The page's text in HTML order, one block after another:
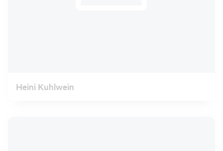
Heini Kuhlwein